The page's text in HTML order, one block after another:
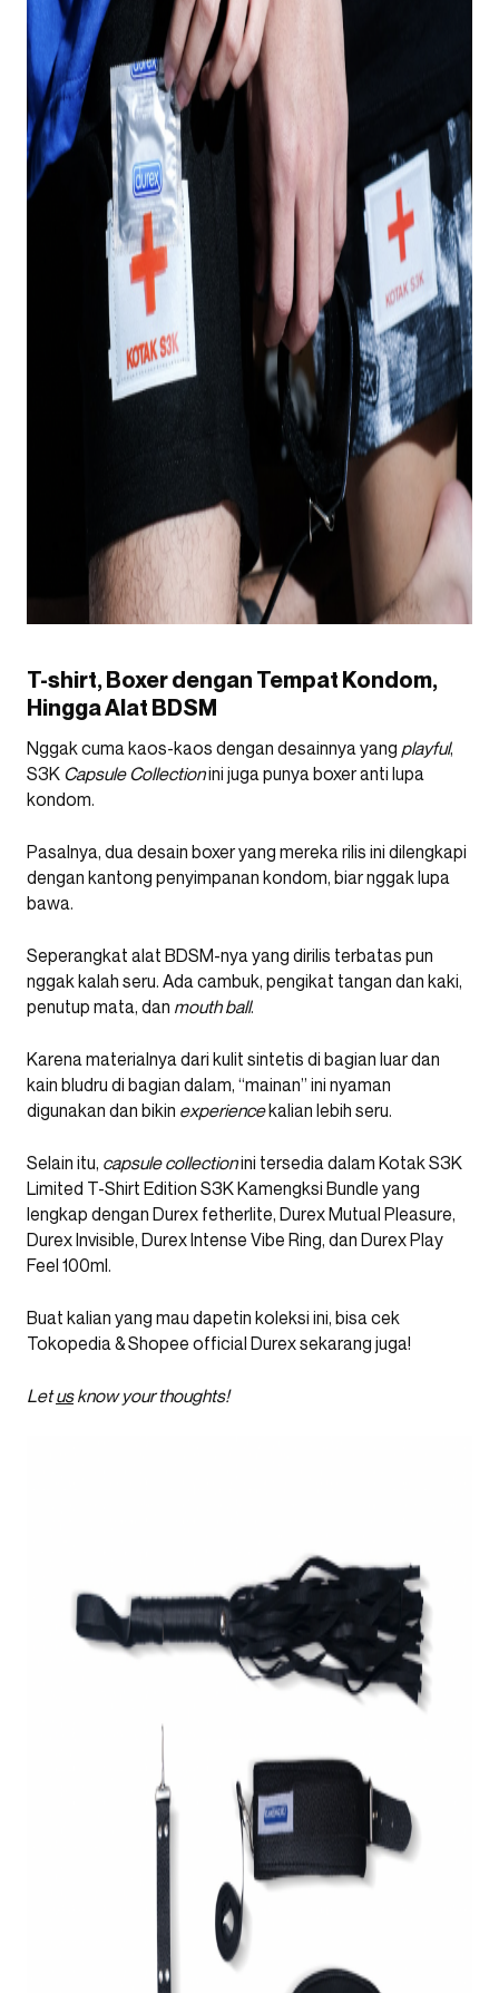
T-shirt, Boxer dengan Tempat Kondom,
Hingga Alat BDSM
Nggak cuma kaos-kaos dengan desainnya yang playful,
S3K Capsule Collectionini juga punya boxer anti lupa
kondom.
Pasalnya, dua desain boxer yang mereka rilis ini dilengkapi
dengan kantong penyimpanan kondom, biar nggak lupa
bawa.
Seperangkat alat BDSM-nya yang dirilis terbatas pun
nggak kalah seru. Ada cambuk, pengikat tangan dan kaki,
penutup mata, dan mouth ball.
Karena materialnya dari kulit sintetis di bagian luar dan
kain bludru di bagian dalam, “mainan” ini nyaman
digunakan dan bikin experiencekalian lebih seru.
Selain itu, capsule collectionini tersedia dalam Kotak S3K
Limited T-Shirt Edition S3K Kamengksi Bundle yang
lengkap dengan Durex fetherlite, Durex Mutual Pleasure,
Durex Invisible, Durex Intense Vibe Ring, dan Durex Play
Feel 100ml.
Buat kalian yang mau dapetin koleksi ini, bisa cek
Tokopedia & Shopee official Durex sekarang juga!
Letusknow your thoughts!